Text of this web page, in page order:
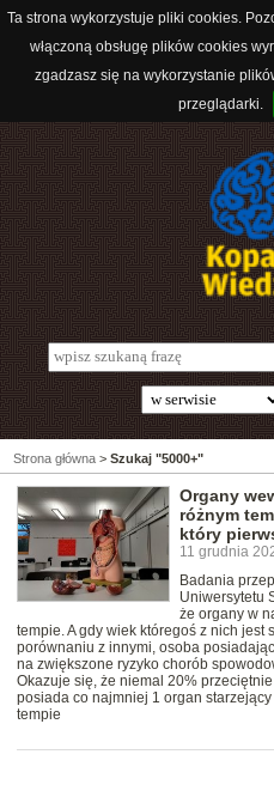
Ta strona wykorzystuje pliki cookies.
włączoną obsługę plików cookies
zgadzasz się na wykorzystanie
przeglądarki.
Strona główna > Szukaj "5000+"
Organy
różnym
który
11 grudnia
Badania
Uniwersytetu
że organy w
tempie. A gdy wiek któregoś z nich
porównaniu z innymi, osoba
na zwiększone ryzyko chorób
Okazuje się, że niemal 20%
posiada co najmniej 1 organ
tempie